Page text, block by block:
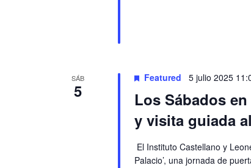
SÁB
5
Featured 5 julio 2025
Los Sábados
y visita guiada
El Instituto Castellano y
Palacio’, una jornada de